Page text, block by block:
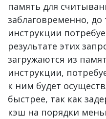
память для
заблаговременно, до
инструкции
результате этих
загружаются из
инструкции,
к ним будет
быстрее, так как
кэш на порядки